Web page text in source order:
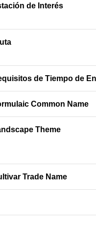
de Interés
de Tiempo de
Common Name
Theme
Trade Name